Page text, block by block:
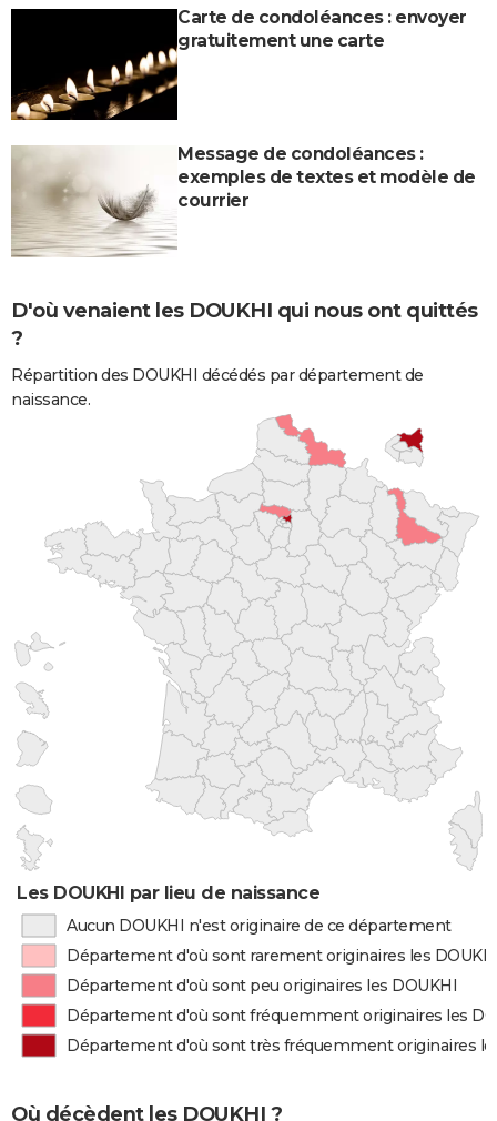
Carte de condoléances : envoyer
gratuitement une carte
Message de condoléances :
exemples de textes et modèle de
courrier
D'où venaient les DOUKHI qui nous ont quittés
?
Répartition des DOUKHI décédés par département de
naissance.
Les DOUKHI par lieu de naissance
Aucun DOUKHI n'est originaire de ce département
Département d'où sont rarement originaires les
Département d'où sont peu originaires les DOUKHI
Département d'où sont fréquemment originaires les
Département d'où sont très fréquemment originaires
Où décèdent les DOUKHI ?